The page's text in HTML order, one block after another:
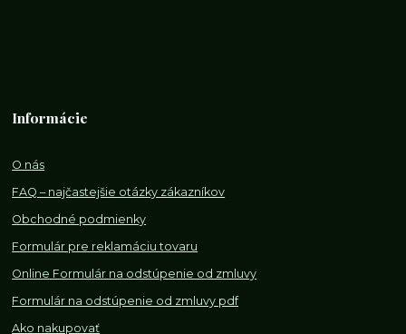
Informácie
O nás
FAQ – najčastejšie otázky zákazníkov
Obchodné podmienky
Formulár pre reklamáciu tovaru
Online Formulár na odstúpenie od zmluvy
Formulár na odstúpenie od zmluvy pdf
Ako nakupovať